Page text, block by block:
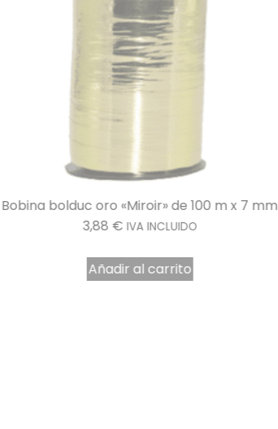
Bobina bolduc oro «Miroir» de 100 m x 7 mm
3,88 € IVA INCLUIDO
Añadir al carrito